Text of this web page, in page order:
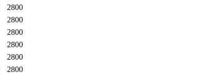
2800
2800
2800
2800
2800
2800